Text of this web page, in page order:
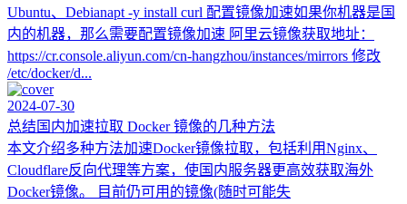
Ubuntu、Debianapt -y install curl 配置镜像加速如果你机器是国
内的机器，那么需要配置镜像加速 阿里云镜像获取地址：
https://cr.console.aliyun.com/cn-hangzhou/instances/mirrors 修改
/etc/docker/d...
2024-07-30
总结国内加速拉取 Docker 镜像的几种方法
本文介绍多种方法加速Docker镜像拉取，包括利用Nginx、
Cloudflare反向代理等方案，使国内服务器更高效获取海外
Docker镜像。 目前仍可用的镜像(随时可能失